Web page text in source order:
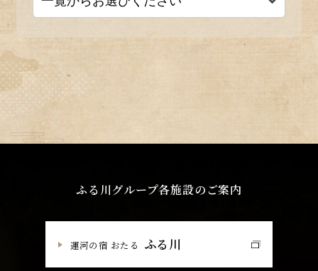
ふる川グループ各施設のご案内
運河の宿 おたる ふる川